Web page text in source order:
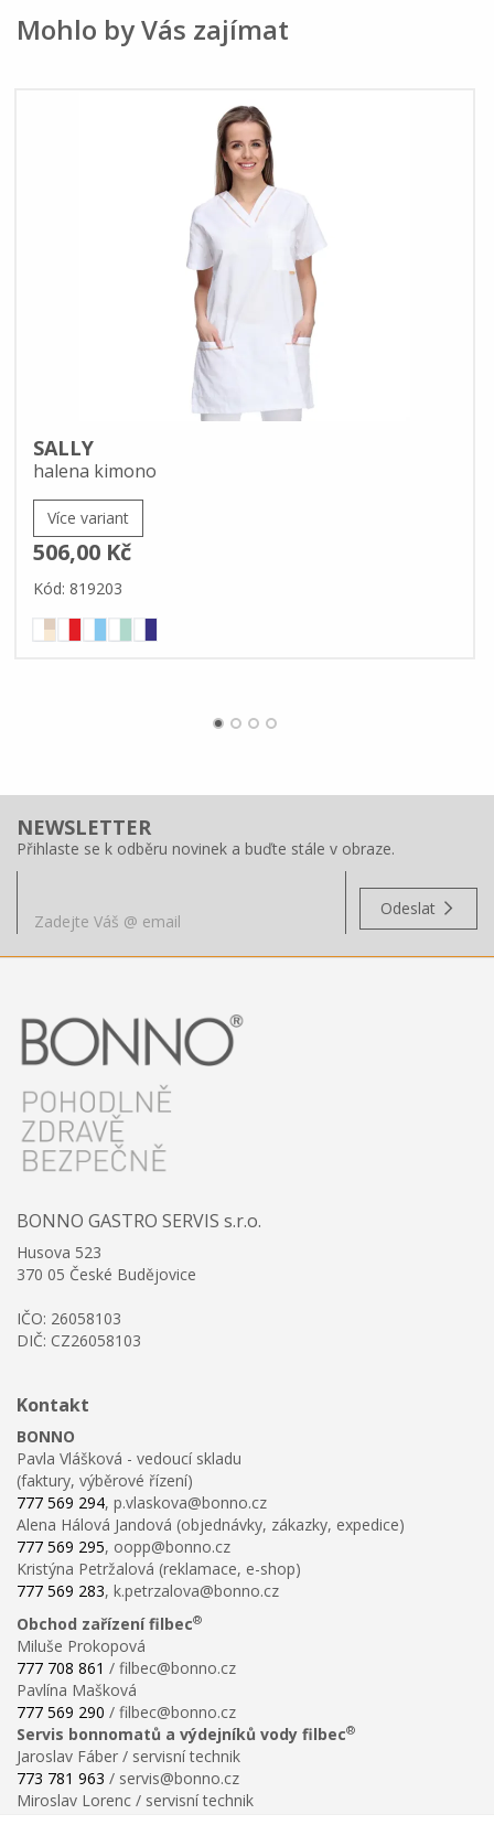
Mohlo by Vás zajímat
SALLY
halena kimono
Více variant
506,00 Kč
Kód: 819203
NEWSLETTER
Přihlaste se k odběru novinek a buďte stále v obraze.
Odeslat
BONNO GASTRO SERVIS s.r.o.
Husova 523
370 05 České Budějovice
IČO: 26058103
DIČ: CZ26058103
Kontakt
BONNO
Pavla Vlášková - vedoucí skladu
(faktury, výběrové řízení)
777 569 294, p.vlaskova@bonno.cz
Alena Hálová Jandová (objednávky, zákazky, expedice)
777 569 295, oopp@bonno.cz
Kristýna Petržalová (reklamace, e-shop)
777 569 283, k.petrzalova@bonno.cz
Obchod zařízení filbec®
Miluše Prokopová
777 708 861 / filbec@bonno.cz
Pavlína Mašková
777 569 290 / filbec@bonno.cz
Servis bonnomatů a výdejníků vody filbec®
Jaroslav Fáber / servisní technik
773 781 963 / servis@bonno.cz
Miroslav Lorenc / servisní technik